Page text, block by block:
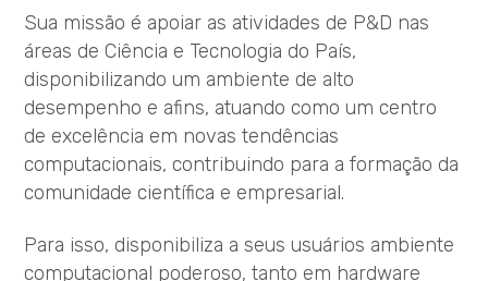
Sua missão é apoiar as atividades de P&D nas
áreas de Ciência e Tecnologia do País,
disponibilizando um ambiente de alto
desempenho e afins, atuando como um centro
de excelência em novas tendências
computacionais, contribuindo para a formação da
comunidade científica e empresarial.
Para isso, disponibiliza a seus usuários ambiente
computacional poderoso, tanto em hardware